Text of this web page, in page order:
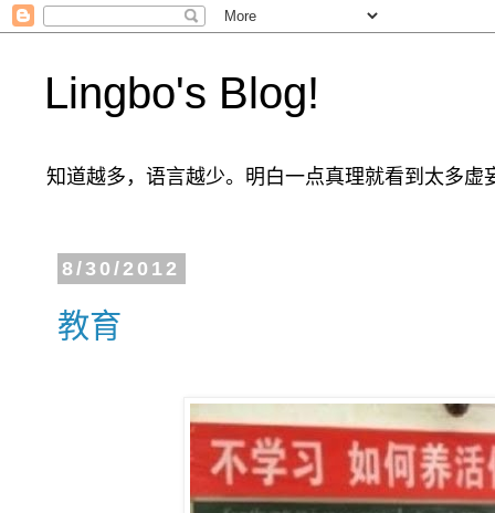
Lingbo's Blog!
知道越多，语言越少。明白一点真理就看到太多虚
8/30/2012
教育